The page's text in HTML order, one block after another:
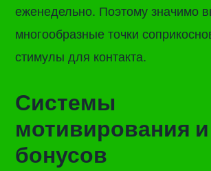
еженедельно. Поэтому значимо
многообразные точки
стимулы для контакта.
Системы
мотивирования и
бонусов